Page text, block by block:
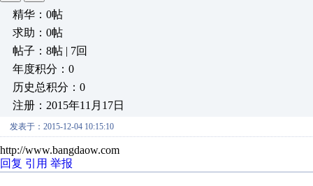
精华：0帖
求助：0帖
帖子：8帖 | 7回
年度积分：0
历史总积分：0
注册：2015年11月17日
发表于：2015-12-04 10:15:10
http://www.bangdaow.com
回复 引用 举报